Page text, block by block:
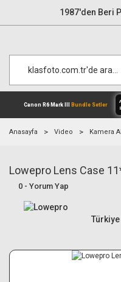
1987'den Beri
Canon R6 Mark III
Anasayfa Video Kamera
Lowepro Lens Case
0 - Yorum Yap
Türkiye